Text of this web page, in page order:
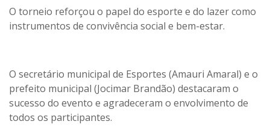
O torneio reforçou o papel do esporte e do lazer como
instrumentos de convivência social e bem-estar.
O secretário municipal de Esportes (Amauri Amaral) e o
prefeito municipal (Jocimar Brandão) destacaram o
sucesso do evento e agradeceram o envolvimento de
todos os participantes.